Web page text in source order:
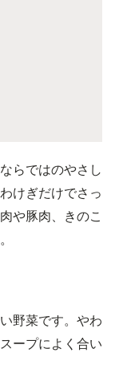
らではのやさし
けぎだけでさっ
や豚肉、きのこ
野菜です。やわ
ープによく合い